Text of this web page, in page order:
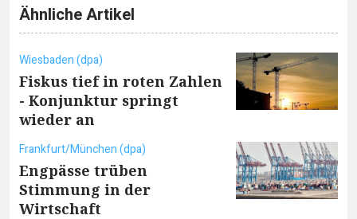
Ähnliche Artikel
Wiesbaden (dpa)
Fiskus tief in roten Zahlen
- Konjunktur springt
wieder an
Frankfurt/München (dpa)
Engpässe trüben
Stimmung in der
Wirtschaft